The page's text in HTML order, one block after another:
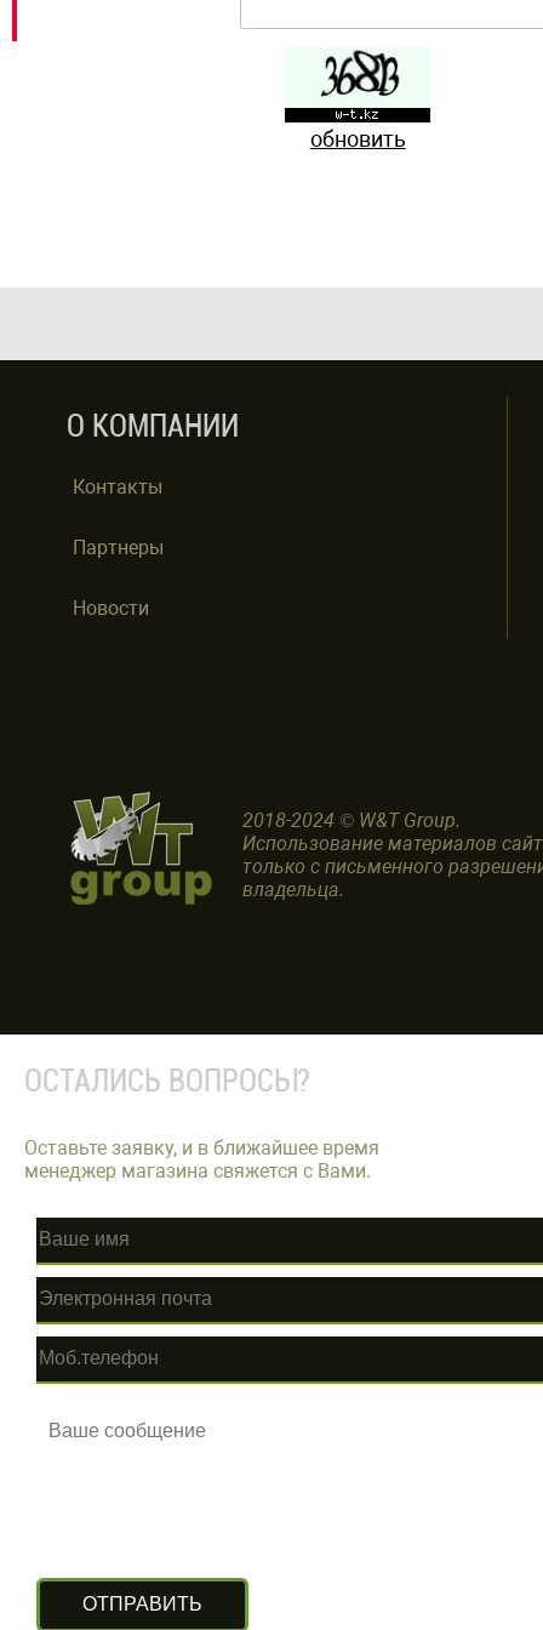
обновить
О КОМПАНИИ
Контакты
Партнеры
Новости
2018-2024 © W&T Group.
Использование материалов
только с письменного
владельца.
ОСТАЛИСЬ ВОПРОСЫ?
Оставьте заявку, и в ближайшее время
менеджер магазина свяжется с Вами.